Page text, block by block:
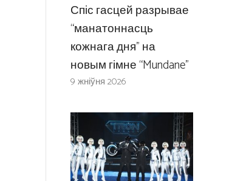
Спіс гасцей разрывае
“манатоннасць
кожнага дня” на
новым гімне “Mundane”
9 жніўня 2026